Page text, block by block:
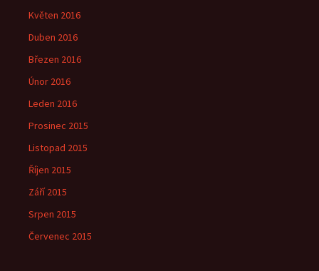
Květen 2016
Duben 2016
Březen 2016
Únor 2016
Leden 2016
Prosinec 2015
Listopad 2015
Říjen 2015
Září 2015
Srpen 2015
Červenec 2015